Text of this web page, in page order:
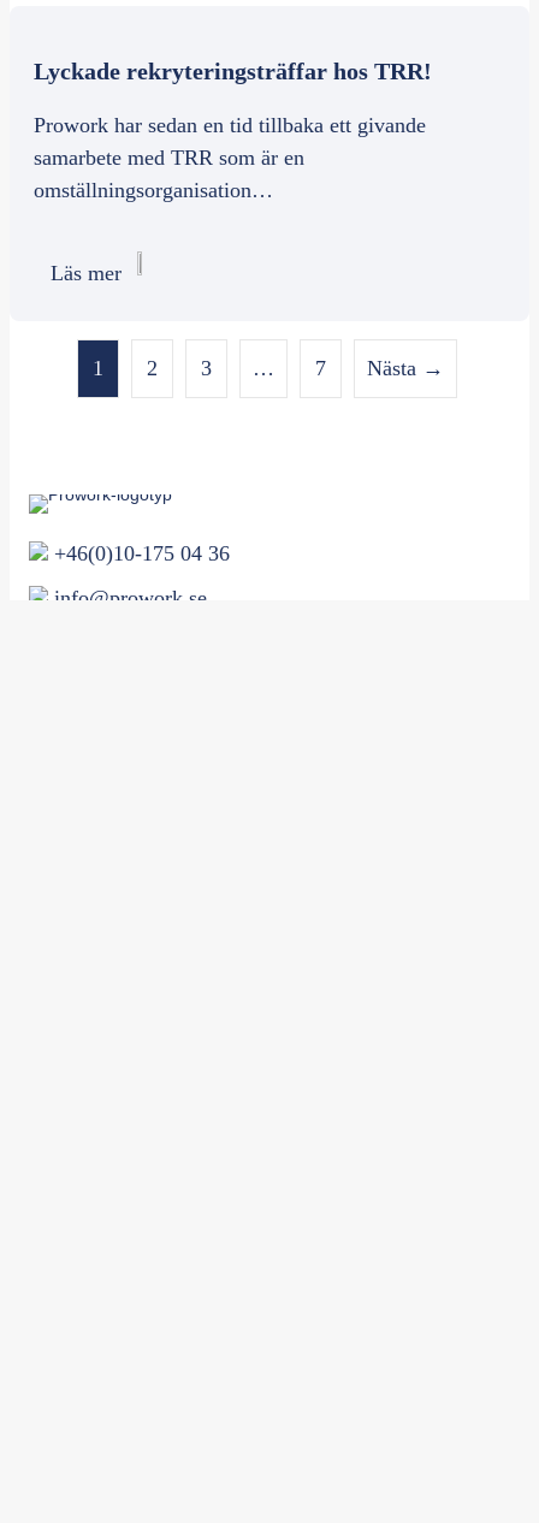
Lyckade rekryteringsträffar hos TRR!
Prowork har sedan en tid tillbaka ett givande
samarbete med TRR som är en
omställningsorganisation…
Läs mer
1 2 3 … 7 Nästa →
+46(0)10-175 04 36
info@prowork.se